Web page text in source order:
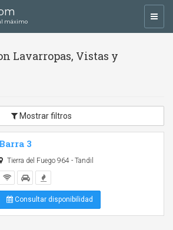
máximo
Lavarropas, Vistas y
Mostrar filtros
Barra 3
Tierra del Fuego 964 - Tandil
Consultar disponibilidad